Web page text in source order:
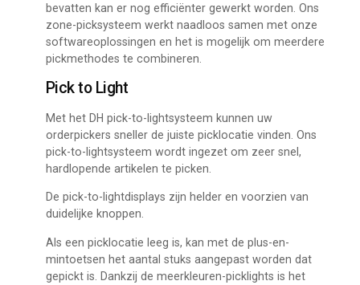
bevatten kan er nog efficiënter gewerkt worden. Ons
zone-picksysteem werkt naadloos samen met onze
softwareoplossingen en het is mogelijk om meerdere
pickmethodes te combineren.
Pick to Light
Met het DH pick-to-lightsysteem kunnen uw
orderpickers sneller de juiste picklocatie vinden. Ons
pick-to-lightsysteem wordt ingezet om zeer snel,
hardlopende artikelen te picken.
De pick-to-lightdisplays zijn helder en voorzien van
duidelijke knoppen.
Als een picklocatie leeg is, kan met de plus-en-
mintoetsen het aantal stuks aangepast worden dat
gepickt is. Dankzij de meerkleuren-picklights is het